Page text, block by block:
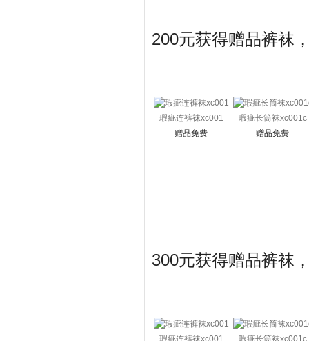
200元获得赠品裤袜
瑕疵连裤袜xc001
赠品免费
瑕疵长筒袜xc001c
赠品免费
300元获得赠品裤袜
瑕疵连裤袜xc001
瑕疵长筒袜xc001c